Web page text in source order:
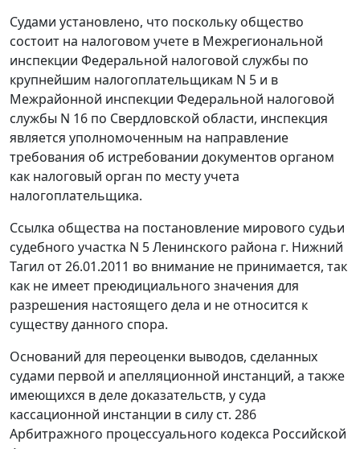
Судами установлено, что поскольку общество
состоит на налоговом учете в Межрегиональной
инспекции Федеральной налоговой службы по
крупнейшим налогоплательщикам N 5 и в
Межрайонной инспекции Федеральной налоговой
службы N 16 по Свердловской области, инспекция
является уполномоченным на направление
требования об истребовании документов органом
как налоговый орган по месту учета
налогоплательщика.
Ссылка общества на постановление мирового судьи
судебного участка N 5 Ленинского района г. Нижний
Тагил от 26.01.2011 во внимание не принимается, так
как не имеет преюдициального значения для
разрешения настоящего дела и не относится к
существу данного спора.
Оснований для переоценки выводов, сделанных
судами первой и апелляционной инстанций, а также
имеющихся в деле доказательств, у суда
кассационной инстанции в силу ст. 286
Арбитражного процессуального кодекса Российской